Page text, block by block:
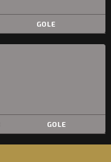
GOLE
GOLE